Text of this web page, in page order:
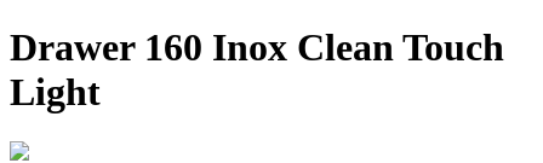
Drawer 160 Inox Clean Touch
Light